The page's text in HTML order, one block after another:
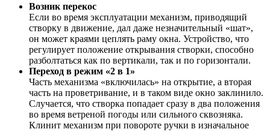
Возник перекос
Если во время эксплуатации механизм, приводящий
створку в движение, дал даже незначительный «шат»,
он может краями цеплять раму окна. Устройство, что
регулирует положение открывания створки, способно
разболтаться как по вертикали, так и по горизонтали.
Переход в режим «2 в 1»
Часть механизма «включилась» на открытие, а вторая
часть на проветривание, и в таком виде окно заклинило.
Случается, что створка попадает сразу в два положения
во время ветреной погоды или сильного сквозняка.
Клинит механизм при повороте ручки в изначальное